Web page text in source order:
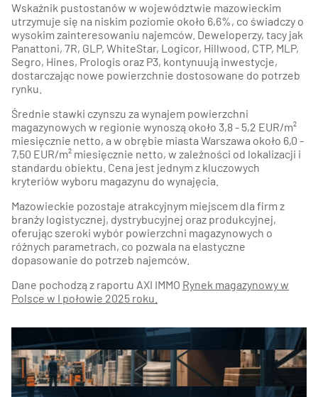
Wskaźnik pustostanów w województwie mazowieckim
utrzymuje się na niskim poziomie około 6,6%, co świadczy o
wysokim zainteresowaniu najemców. Deweloperzy, tacy jak
Panattoni, 7R, GLP, WhiteStar, Logicor, Hillwood, CTP, MLP,
Segro, Hines, Prologis oraz P3, kontynuują inwestycje,
dostarczając nowe powierzchnie dostosowane do potrzeb
rynku.
Średnie stawki czynszu za wynajem powierzchni
magazynowych w regionie wynoszą około 3,8 - 5,2 EUR/m²
miesięcznie netto, a w obrębie miasta Warszawa około 6,0 -
7,50 EUR/m² miesięcznie netto, w zależności od lokalizacji i
standardu obiektu. Cena jest jednym z kluczowych
kryteriów wyboru magazynu do wynajęcia.
Mazowieckie pozostaje atrakcyjnym miejscem dla firm z
branży logistycznej, dystrybucyjnej oraz produkcyjnej,
oferując szeroki wybór powierzchni magazynowych o
różnych parametrach, co pozwala na elastyczne
dopasowanie do potrzeb najemców.
Dane pochodzą z raportu AXI IMMO Rynek magazynowy w
Polsce w I połowie 2025 roku